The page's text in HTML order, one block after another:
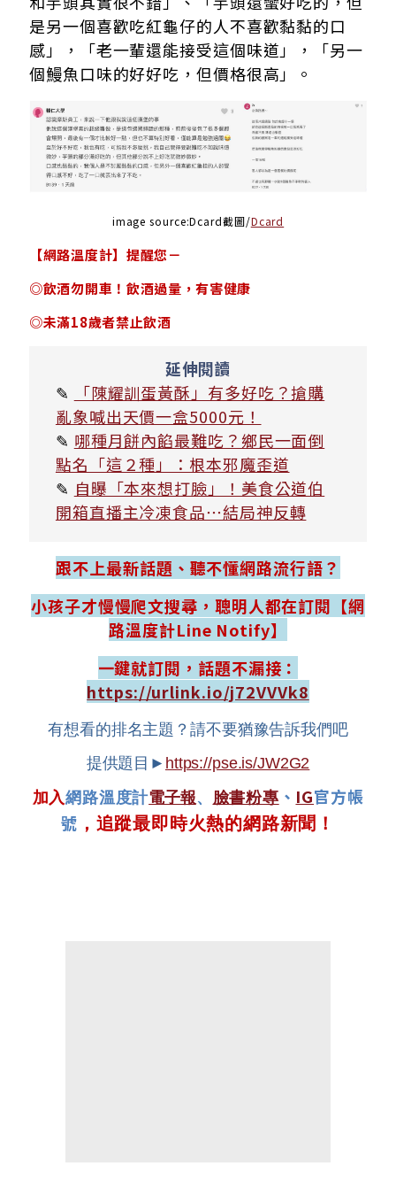
是另一個喜歡吃紅龜仔的人不喜歡黏黏的口
感」，「老一輩還能接受這個味道」，「另一
個鰻魚口味的好好吃，但價格很高」。
image source:Dcard截圖/Dcard
【網路溫度計】提醒您－
◎飲酒勿開車！飲酒過量，有害健康
◎未滿18歲者禁止飲酒
延伸閱讀
✎
「陳耀訓蛋黃酥」有多好吃？搶購
亂象喊出天價一盒5000元！
✎ 哪種月餅內餡最難吃？鄉民一面倒
點名「這２種」：根本邪魔歪道
✎ 自曝「本來想打臉」！美食公道伯
開箱直播主冷凍食品⋯結局神反轉
跟不上最新話題、聽不懂網路流行語？
小孩子才慢慢爬文搜尋，聰明人都在訂閱【網
路溫度計Line Notify】
一鍵就訂閱，話題不漏接：
https://urlink.io/j72VVVk8
有想看的排名主題？請不要猶豫告訴我們吧
提供題目► https://pse.is/JW2G2
加入網路溫度計電子報、 臉書粉專 、 IG官方帳
號 ，追蹤最即時火熱的網路新聞！